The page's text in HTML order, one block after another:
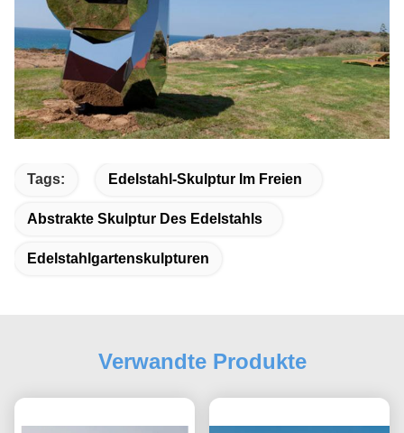
Tags: Edelstahl-Skulptur Im Freien
Abstrakte Skulptur Des Edelstahls
Edelstahlgartenskulpturen
Verwandte Produkte